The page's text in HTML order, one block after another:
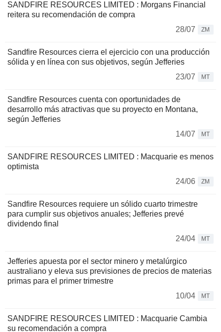
SANDFIRE RESOURCES LIMITED : Morgans Financial
reitera su recomendación de compra
28/07
ZM
Sandfire Resources cierra el ejercicio con una producción
sólida y en línea con sus objetivos, según Jefferies
23/07
MT
Sandfire Resources cuenta con oportunidades de
desarrollo más atractivas que su proyecto en Montana,
según Jefferies
14/07
MT
SANDFIRE RESOURCES LIMITED : Macquarie es menos
optimista
24/06
ZM
Sandfire Resources requiere un sólido cuarto trimestre
para cumplir sus objetivos anuales; Jefferies prevé
dividendo final
24/04
MT
Jefferies apuesta por el sector minero y metalúrgico
australiano y eleva sus previsiones de precios de materias
primas para el primer trimestre
10/04
MT
SANDFIRE RESOURCES LIMITED : Macquarie Cambia
su recomendación a compra